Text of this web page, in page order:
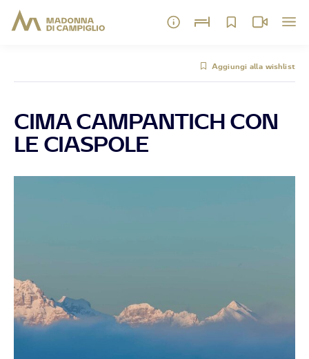
Aggiungi alla wishlist
CIMA CAMPANTICH CON
LE CIASPOLE